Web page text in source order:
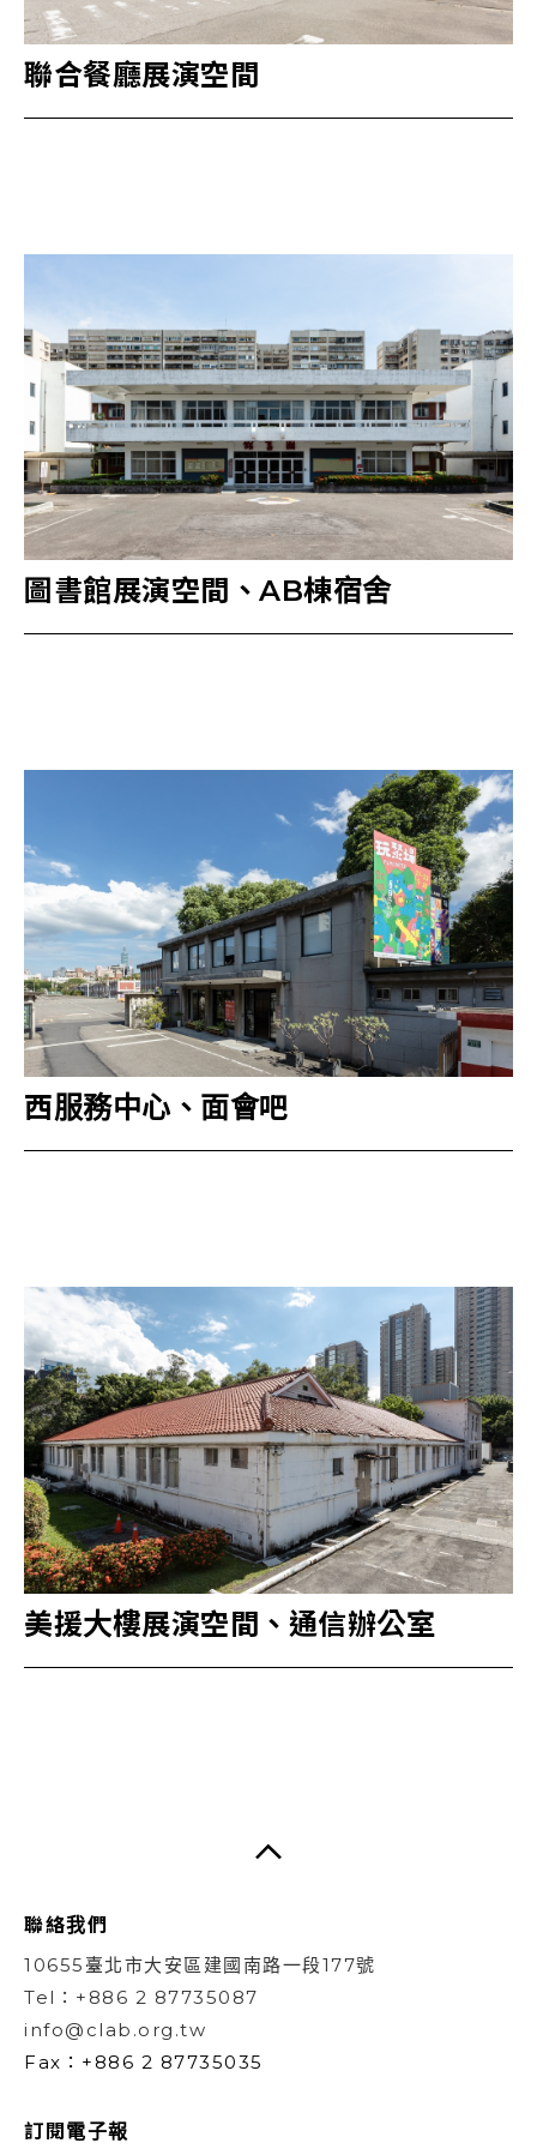
聯合餐廳展演空間
圖書館展演空間、AB棟宿舍
西服務中心、面會吧
美援大樓展演空間、通信辦公室
聯絡我們
10655臺北市大安區建國南路一段177號
Tel：+886 2 87735087
info@clab.org.tw
Fax：+886 2 87735035
訂閱電子報